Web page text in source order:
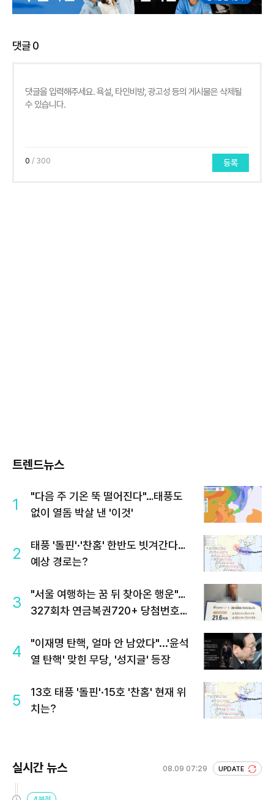
댓글0
0 / 300 등록
트렌드뉴스
1
"다음 주 기온 뚝 떨어진다"…태풍도
없이 열돔 박살 낸 '이것'
2
태풍 '돌핀'·'찬홈' 한반도 빗겨간다…
예상 경로는?
3
"서울 여행하는 꿈 뒤 찾아온 행운"…
327회차 연금복권720+ 당첨번호조
4
"이재명 탄핵, 얼마 안 남았다"...'윤석
열 탄핵' 맞힌 무당, '성지글' 등장
5
13호 태풍 '돌핀'·15호 '찬홈' 현재 위
치는?
실시간 뉴스 08.09 07:29 UPDATE